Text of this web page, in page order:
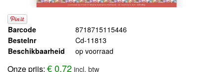
Barcode
8718715115446
Bestelnr
Cd-11813
Beschikbaarheid
op voorraad
Onze prijs: € 0,72incl. btw